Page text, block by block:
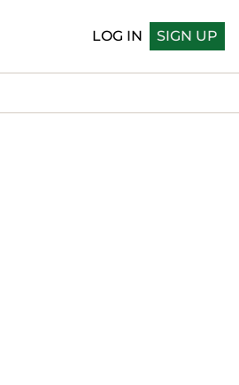
LOG IN SIGN UP